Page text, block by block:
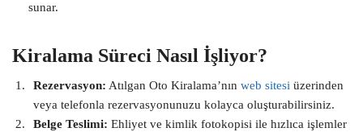
sunar.
Kiralama Süreci Nasıl İşliyor?
Rezervasyon: Atılgan Oto Kiralama’nın web sitesi üzerinden
veya telefonla rezervasyonunuzu kolayca oluşturabilirsiniz.
Belge Teslimi: Ehliyet ve kimlik fotokopisi ile hızlıca işlemler